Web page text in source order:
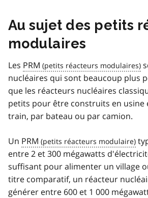
Au sujet des petits
modulaires
Les PRM
nucléaires qui sont beaucoup plus
que les réacteurs nucléaires
petits pour être construits en usine
train, par bateau ou par camion.
Un PRM
entre 2 et 300 mégawatts
suffisant pour alimenter un village
titre comparatif, un réacteur
générer entre 600 et 1 000